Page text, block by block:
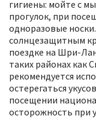
гигиены: мойте с
прогулок, при
одноразовые
солнцезащитным
поездке на Шри-
таких районах как
рекомендуется
остерегаться
посещении
осторожность при